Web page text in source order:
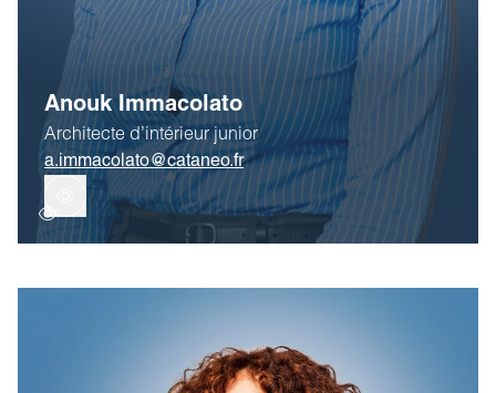
Anouk Immacolato
Architecte d’intérieur junior
a.immacolato@cataneo.fr